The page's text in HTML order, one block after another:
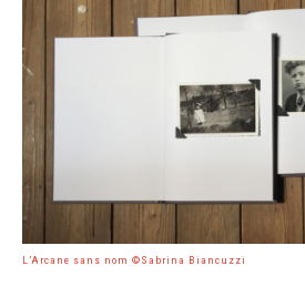
L’Arcane sans nom ©Sabrina Biancuzzi